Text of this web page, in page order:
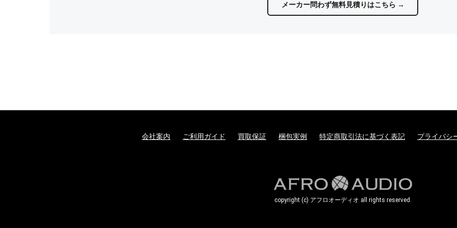
メーカー問わず無料見積りはこちら →
会社案内 ご利用ガイド 買取保証 梱包実例 特定商取引法に基づく表記 プライバシ
copyright (c) アフロオーディオ all rights reserved.